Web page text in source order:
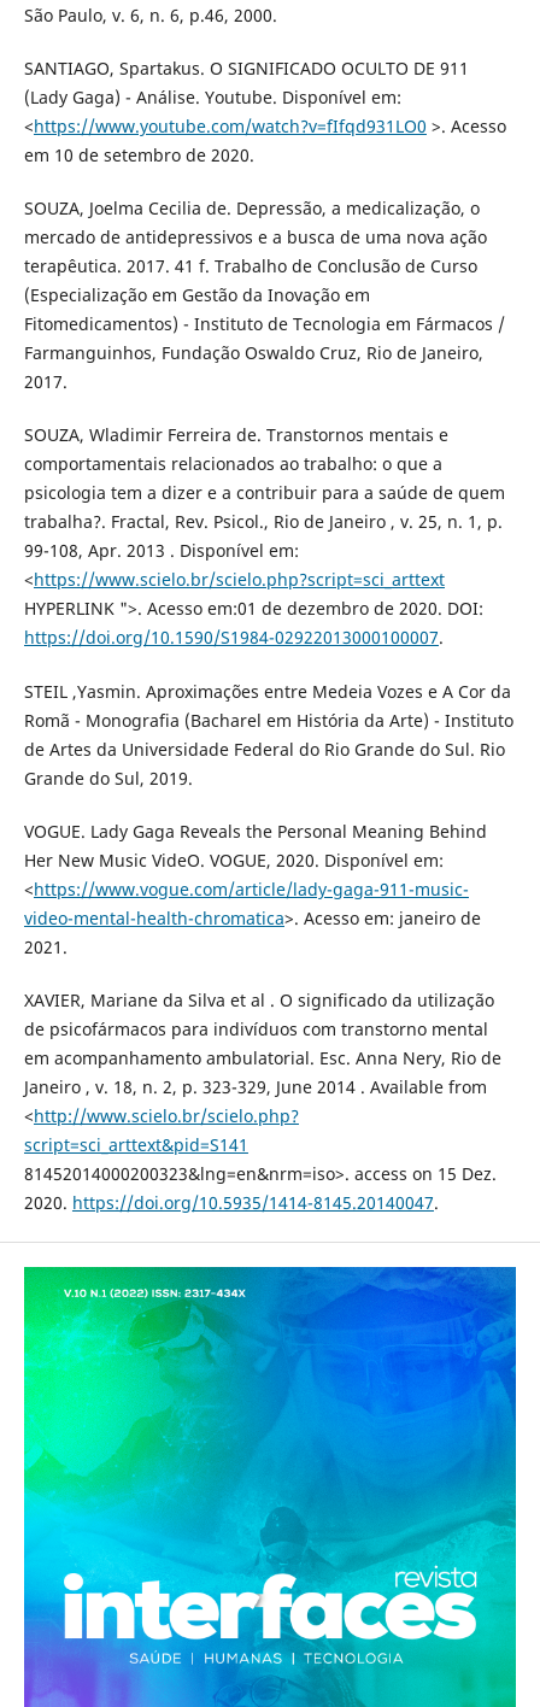
São Paulo, v. 6, n. 6, p.46, 2000.
SANTIAGO, Spartakus. O SIGNIFICADO OCULTO DE 911
(Lady Gaga) - Análise. Youtube. Disponível em:
<https://www.youtube.com/watch?v=fIfqd931LO0 >. Acesso
em 10 de setembro de 2020.
SOUZA, Joelma Cecilia de. Depressão, a medicalização, o
mercado de antidepressivos e a busca de uma nova ação
terapêutica. 2017. 41 f. Trabalho de Conclusão de Curso
(Especialização em Gestão da Inovação em
Fitomedicamentos) - Instituto de Tecnologia em Fármacos /
Farmanguinhos, Fundação Oswaldo Cruz, Rio de Janeiro,
2017.
SOUZA, Wladimir Ferreira de. Transtornos mentais e
comportamentais relacionados ao trabalho: o que a
psicologia tem a dizer e a contribuir para a saúde de quem
trabalha?. Fractal, Rev. Psicol., Rio de Janeiro , v. 25, n. 1, p.
99-108, Apr. 2013 . Disponível em:
<https://www.scielo.br/scielo.php?script=sci_arttext
HYPERLINK ">. Acesso em:01 de dezembro de 2020. DOI:
https://doi.org/10.1590/S1984-02922013000100007.
STEIL ,Yasmin. Aproximações entre Medeia Vozes e A Cor da
Romã - Monografia (Bacharel em História da Arte) - Instituto
de Artes da Universidade Federal do Rio Grande do Sul. Rio
Grande do Sul, 2019.
VOGUE. Lady Gaga Reveals the Personal Meaning Behind
Her New Music VideO. VOGUE, 2020. Disponível em:
<https://www.vogue.com/article/lady-gaga-911-music-
video-mental-health-chromatica>. Acesso em: janeiro de
2021.
XAVIER, Mariane da Silva et al . O significado da utilização
de psicofármacos para indivíduos com transtorno mental
em acompanhamento ambulatorial. Esc. Anna Nery, Rio de
Janeiro , v. 18, n. 2, p. 323-329, June 2014 . Available from
<http://www.scielo.br/scielo.php?
script=sci_arttext&pid=S141
81452014000200323&lng=en&nrm=iso>. access on 15 Dez.
2020. https://doi.org/10.5935/1414-8145.20140047.